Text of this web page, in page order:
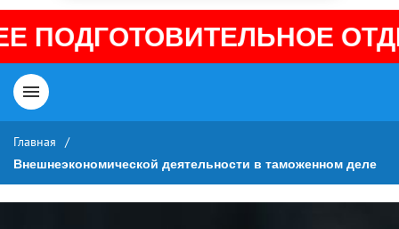
Главная
/
Внешнеэкономической деятельности в таможенном деле